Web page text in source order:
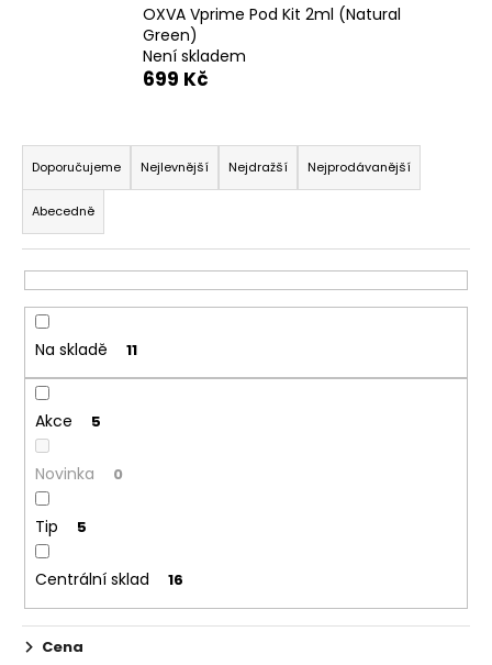
OXVA Vprime Pod Kit 2ml (Natural
Green)
Není skladem
699 Kč
Ř
a
z
e
n
í
p
o
d
u
k
ů
Doporučujeme Nejlevnější Nejdražší Nejprodávanější
Abecedně
Na skladě 11
Akce 5
Novinka 0
Tip 5
Centrální sklad 16
Cena